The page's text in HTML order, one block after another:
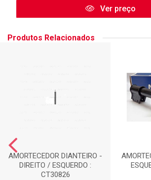
Ver preço
Produtos Relacionados
AMORTECEDOR DIANTEIRO -
DIREITO / ESQUERDO :
CT30826